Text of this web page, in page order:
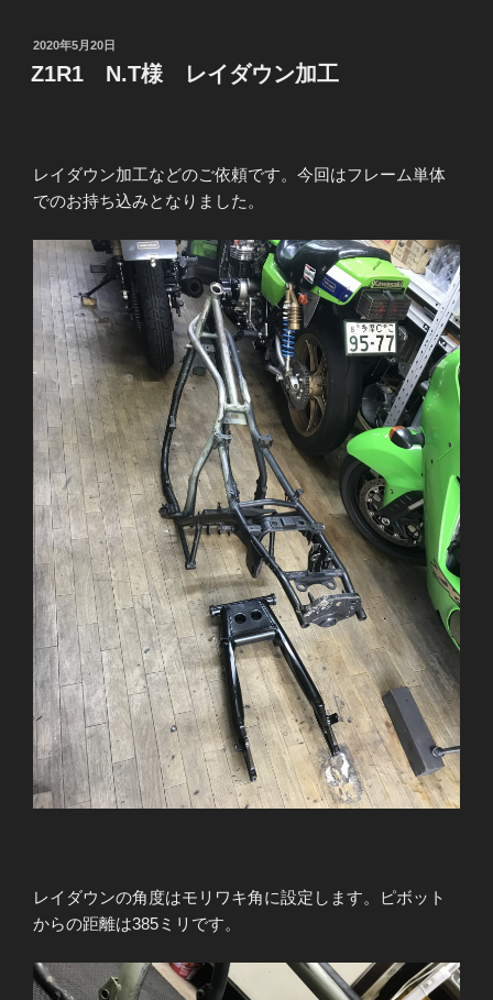
様
ス
ア
ー
の
ッ
ク
加
工”
投
稿
日:
2020年5月20日
Z1R1 N.T様 レイダウン加工
レイダウン加工などのご依頼です。今回はフレーム単体
でのお持ち込みとなりました。
レイダウンの角度はモリワキ角に設定します。ピボット
からの距離は385ミリです。